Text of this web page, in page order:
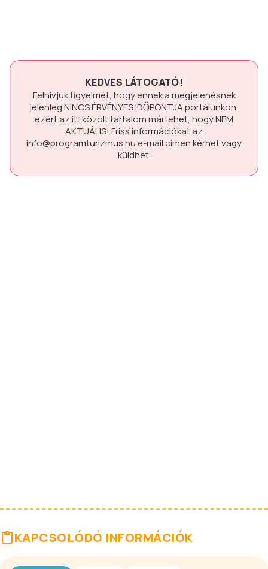
KEDVES LÁTOGATÓ!
Felhívjuk figyelmét, hogy ennek a megjelenésnek
jelenlegNINCS ÉRVÉNYES IDŐPONTJAportálunkon,
ezért az itt közölt tartalom már lehet, hogyNEM
AKTUÁLIS! Friss információkat az
info@programturizmus.hue-mail címen kérhet vagy
küldhet.
KAPCSOLÓDÓ INFORMÁCIÓK